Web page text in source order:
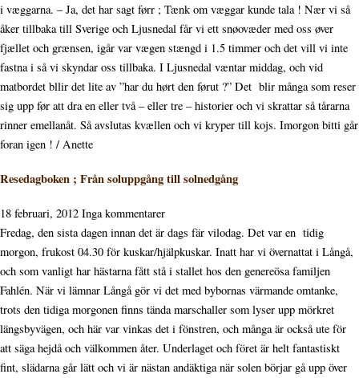
i væggarna. – Ja, det har sagt førr ; Tænk om væggar kunde tala ! Nær vi så
åker tillbaka till Sverige och Ljusnedal får vi ett snøovæder med oss øver
fjællet och grænsen, igår var vægen stængd i 1.5 timmer och det vill vi inte
fastna i så vi skyndar oss tillbaka. I Ljusnedal væntar middag, och vid
matbordet bllir det lite av ”har du hørt den førut ?” Det blir många som reser
sig upp før att dra en eller två – eller tre – historier och vi skrattar så tårarna
rinner emellanåt. Så avslutas kvællen och vi kryper till kojs. Imorgon bitti går
foran igen ! / Anette
Resedagboken ; Från soluppgång till solnedgång
18 februari, 2012 Inga kommentarer
Fredag, den sista dagen innan det är dags fär vilodag. Det var en tidig
morgon, frukost 04.30 för kuskar/hjälpkuskar. Inatt har vi övernattat i Långå,
och som vanligt har hästarna fått stå i stallet hos den genereösa familjen
Fahlén. När vi lämnar Långå gör vi det med bybornas värmande omtanke,
trots den tidiga morgonen finns tända marschaller som lyser upp mörkret
längsbyvägen, och här var vinkas det i fönstren, och många är också ute för
att säga hejdå och välkommen åter. Underlaget och föret är helt fantastiskt
fint, slädarna går lätt och vi är nästan andäktiga när solen börjar gå upp över